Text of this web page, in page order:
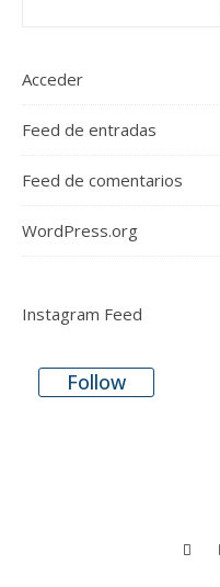
Acceder
Feed de entradas
Feed de comentarios
WordPress.org
Instagram Feed
Follow